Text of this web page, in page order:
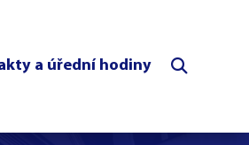
a úřední hodiny